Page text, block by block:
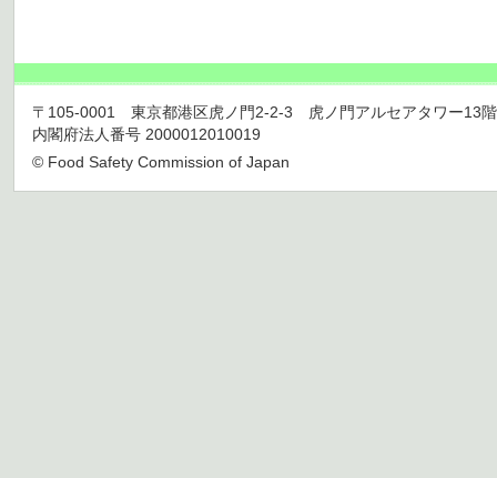
〒105-0001 東京都港区虎ノ門2-2-3 虎ノ門アルセアタワー13
内閣府法人番号 2000012010019
© Food Safety Commission of Japan